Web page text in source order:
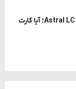
بررسی ASUS ROG Astral RTX 5090 در برابر Astral LC؛ آیا کارت